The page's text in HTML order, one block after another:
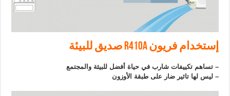
إستخدام فریون R410A صديق للبيئة
– تساهم تكييفات شارب في حياة أفضل للبيئة والمجتمع
– ليس لها تاثير ضار على طبقة الأوزون